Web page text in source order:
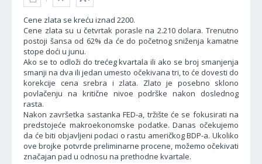
Cene zlata se kreću iznad 2200.
Cene zlata su u četvrtak porasle na 2.210 dolara. Trenutno
postoji šansa od 62% da će do početnog sniženja kamatne
stope doći u junu.
Ako se to odloži do trećeg kvartala ili ako se broj smanjenja
smanji na dva ili jedan umesto očekivana tri, to će dovesti do
korekcije cena srebra i zlata. Zlato je posebno sklono
povlačenju na kritične nivoe podrške nakon doslednog
rasta.
Nakon završetka sastanka FED-a, tržište će se fokusirati na
predstojeće makroekonomske podatke. Danas očekujemo
da će biti objavljeni podaci o rastu američkog BDP-a. Ukoliko
ove brojke potvrde preliminarne procene, možemo očekivati
značajan pad u odnosu na prethodne kvartale.